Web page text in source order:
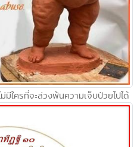
มีใครที่จะล่วงพ้นความเจ็บป่วยไปได้